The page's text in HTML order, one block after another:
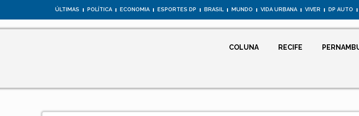
ÚLTIMAS POLÍTICA ECONOMIA ESPORTES DP BRASIL MUNDO VIDA URBANA VIVER DP AUTO
COLUNA RECIFE